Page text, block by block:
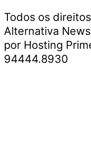
Todos os
Alternativa
por Hosting
94444.8930